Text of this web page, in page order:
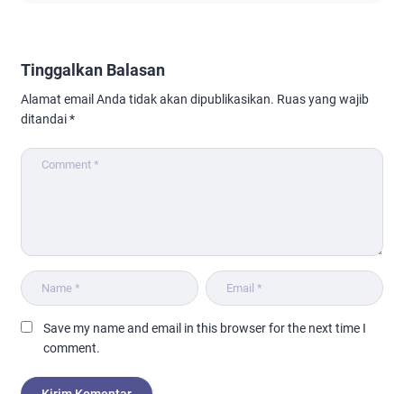
Tinggalkan Balasan
Alamat email Anda tidak akan dipublikasikan. Ruas yang wajib
ditandai*
Save my name and email in this browser for the next time I
comment.